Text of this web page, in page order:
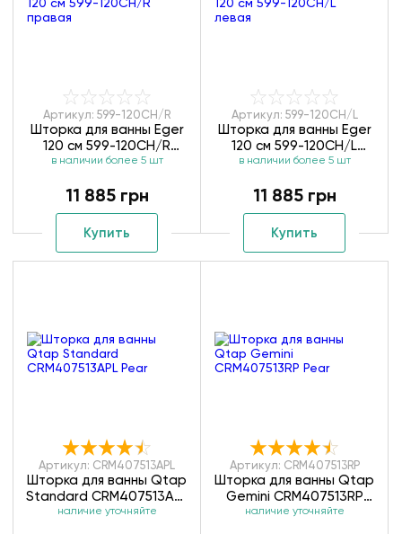
Артикул: 599-120CH/R
Шторка для ванны Eger
120 см 599-120CH/R
правая
в наличии более 5 шт
11 885 грн
Купить
Артикул: 599-120CH/L
Шторка для ванны Eger
120 см 599-120CH/L
левая
в наличии более 5 шт
11 885 грн
Купить
Артикул: CRM407513APL
Шторка для ванны Qtap
Standard CRM407513APL
Pear
наличие уточняйте
Артикул: CRM407513RP
Шторка для ванны Qtap
Gemini CRM407513RP
Pear
наличие уточняйте